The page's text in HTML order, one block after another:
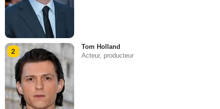
2
Tom Holland
Acteur, producteur